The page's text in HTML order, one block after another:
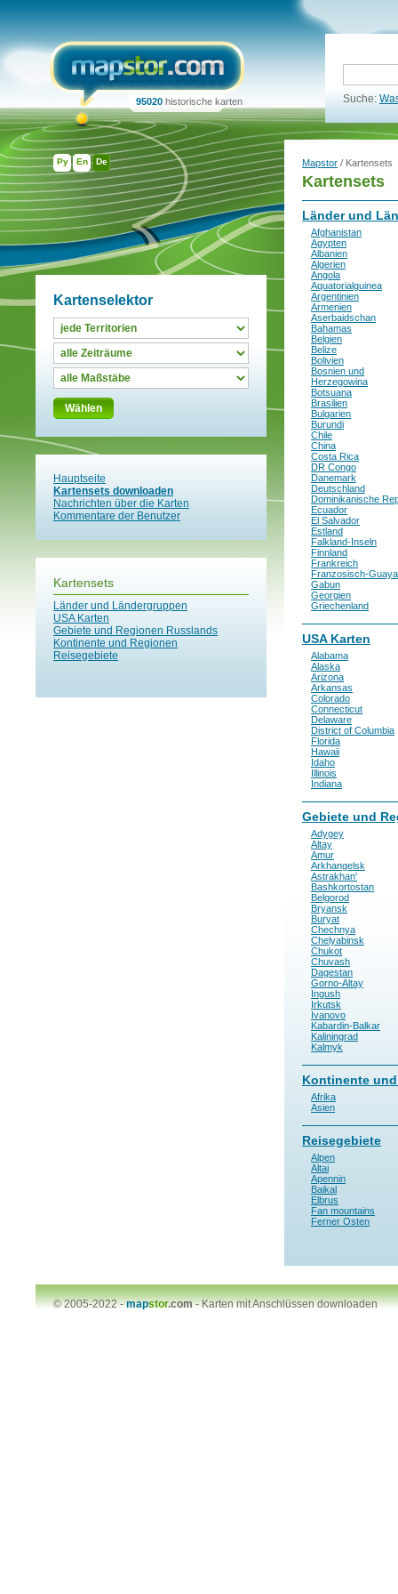
Ру En De
95020 historische karten Suche:
Kartenselektor
Wählen
Hauptseite
Kartensets downloaden
Nachrichten über die Karten
Kommentare der Benutzer
Kartensets
Länder und Ländergruppen
USA Karten
Gebiete und Regionen Russlands
Kontinente und Regionen
Reisegebiete
Mapstor / Kartensets
Kartensets
Länder und
Afghanistan
Agypten
Albanien
Algerien
Angola
Aquatorialguinea
Argentinien
Armenien
Aserbaidschan
Bahamas
Belgien
Belize
Bolivien
Bosnien und
Herzegowina
Botsuana
Brasilien
Bulgarien
Burundi
Chile
China
Costa Rica
DR Congo
Danemark
Deutschland
Dominikanische
Ecuador
El Salvador
Estland
Falkland-Inseln
Finnland
Frankreich
Franzosisch-
Gabun
Georgien
Griechenland
USA Karten
Alabama
Alaska
Arizona
Arkansas
Colorado
Connecticut
Delaware
District of Columbia
Florida
Hawaii
Idaho
Illinois
Indiana
Gebiete und
Adygey
Altay
Amur
Arkhangelsk
Astrakhan'
Bashkortostan
Belgorod
Bryansk
Buryat
Chechnya
Chelyabinsk
Chukot
Chuvash
Dagestan
Gorno-Altay
Ingush
Irkutsk
Ivanovo
Kabardin-Balkar
Kaliningrad
Kalmyk
Kontinente
Afrika
Asien
Reisegebiete
Alpen
Altai
Apennin
Baikal
Elbrus
Fan mountains
Ferner Osten
© 2005-2022 -mapstor.com-Karten mit Anschlüssen downloaden